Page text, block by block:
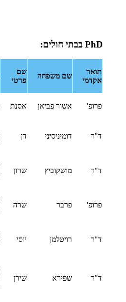
PhD בבתי חולים:
תואר
אקדמי
שם משפחה
שם
פרטי
פרופ' אשור פביאן אסנת
ד"ר דומיניסיני דן
ד"ר מושקוביץ שרון
פרופ' פרבר שרה
ד"ר רויטלמן יוסי
ד"ר שפירא שירן